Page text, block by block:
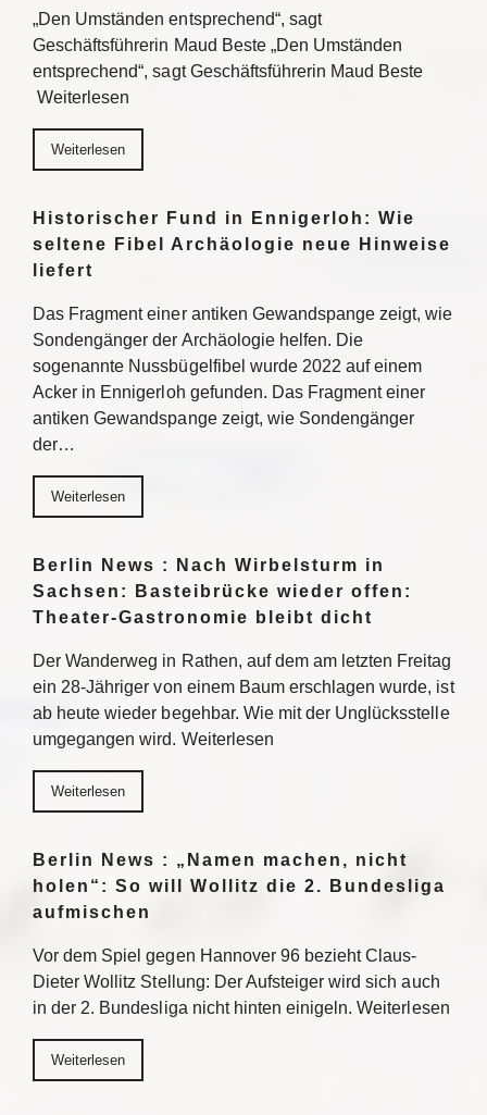
„Den Umständen entsprechend“, sagt
Geschäftsführerin Maud Beste „Den Umständen
entsprechend“, sagt Geschäftsführerin Maud Beste
Weiterlesen
Weiterlesen
Historischer Fund in Ennigerloh: Wie
seltene Fibel Archäologie neue Hinweise
liefert
Das Fragment einer antiken Gewandspange zeigt, wie
Sondengänger der Archäologie helfen. Die
sogenannte Nussbügelfibel wurde 2022 auf einem
Acker in Ennigerloh gefunden. Das Fragment einer
antiken Gewandspange zeigt, wie Sondengänger
der…
Weiterlesen
Berlin News : Nach Wirbelsturm in
Sachsen: Basteibrücke wieder offen:
Theater-Gastronomie bleibt dicht
Der Wanderweg in Rathen, auf dem am letzten Freitag
ein 28-Jähriger von einem Baum erschlagen wurde, ist
ab heute wieder begehbar. Wie mit der Unglücksstelle
umgegangen wird. Weiterlesen
Weiterlesen
Berlin News : „Namen machen, nicht
holen“: So will Wollitz die 2. Bundesliga
aufmischen
Vor dem Spiel gegen Hannover 96 bezieht Claus-
Dieter Wollitz Stellung: Der Aufsteiger wird sich auch
in der 2. Bundesliga nicht hinten einigeln. Weiterlesen
Weiterlesen